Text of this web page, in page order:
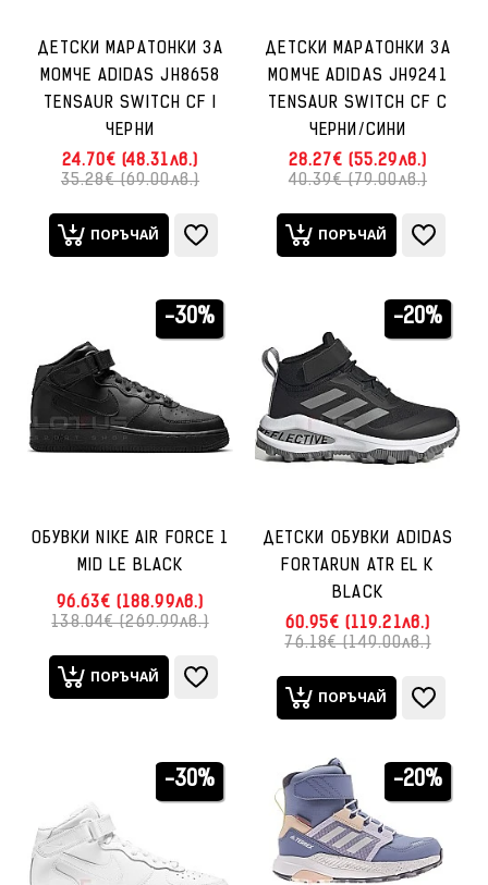
ДЕТСКИ МАРАТОНКИ ЗА
МОМЧЕ ADIDAS JH8658
TENSAUR SWITCH CF I
ЧЕРНИ
24.70€ (48.31лв.)
35.28€ (69.00лв.)
ПОРЪЧАЙ
ДЕТСКИ МАРАТОНКИ ЗА
МОМЧЕ ADIDAS JH9241
TENSAUR SWITCH CF C
ЧЕРНИ/СИНИ
28.27€ (55.29лв.)
40.39€ (79.00лв.)
ПОРЪЧАЙ
-30%
ОБУВКИ NIKE AIR FORCE 1
MID LE BLACK
96.63€ (188.99лв.)
138.04€ (269.99лв.)
ПОРЪЧАЙ
-20%
ДЕТСКИ ОБУВКИ ADIDAS
FORTARUN ATR EL K
BLACK
60.95€ (119.21лв.)
76.18€ (149.00лв.)
ПОРЪЧАЙ
-30% -20%